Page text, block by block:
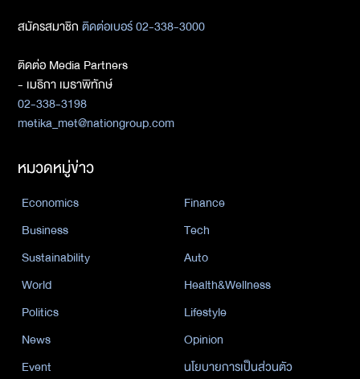
สมัครสมาชิกติดต่อเบอร์ 02-338-3000
ติดต่อ Media Partners
- เมธิกา เมธาพิทักษ์
02-338-3198
metika_met@nationgroup.com
หมวดหมู่ข่าว
Economics
Finance
Business
Tech
Sustainability
Auto
World
Health&Wellness
Politics
Lifestyle
News
Opinion
Event
นโยบายการเป็นส่วนตัว